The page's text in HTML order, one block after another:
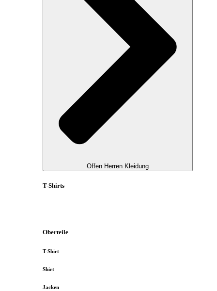
Offen Herren Kleidung
T-Shirts
Oberteile
T-Shirt
Shirt
Jacken